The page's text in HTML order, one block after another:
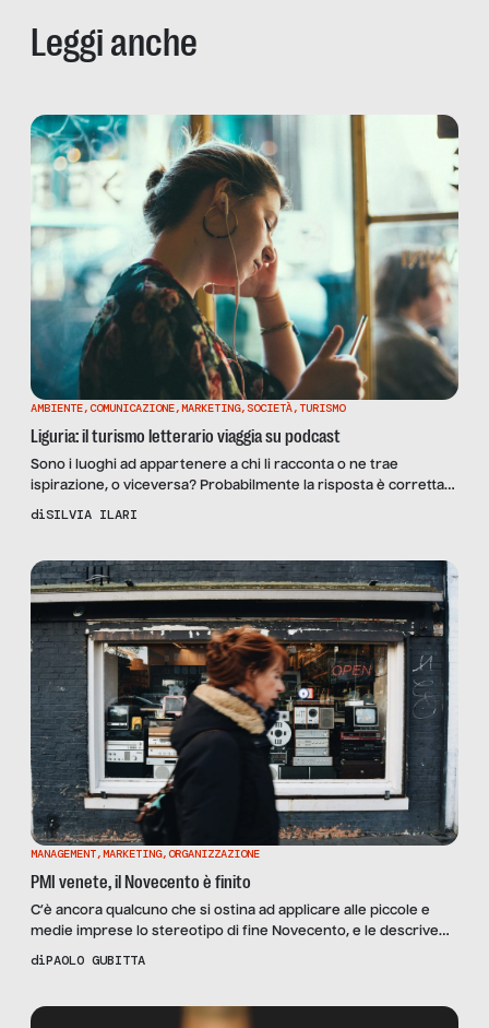
Leggi anche
AMBIENTE,COMUNICAZIONE,MARKETING, SOCIETÀ,TURISMO
Liguria: il turismo letterario viaggia su podcast
Sono i luoghi ad appartenere a chi li racconta o ne trae
ispirazione, o viceversa? Probabilmente la risposta è corretta
in entrambi i casi. Un fil rouge lega da sempre penne, dita e
sentiero delle parole tra fiume […]
diSILVIA ILARI
MANAGEMENT,MARKETING,ORGANIZZAZIONE
PMI venete, il Novecento è finito
C’è ancora qualcuno che si ostina ad applicare alle piccole e
medie imprese lo stereotipo di fine Novecento, e le descrive
come realtà dove l’innovazione è guidata dalla creatività
macchia di leopardo, la direzione delle risorse umane è […]
diPAOLO GUBITTA